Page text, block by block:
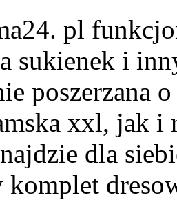
pl
sukienek i
poszerzana
xxl, jak i
dla